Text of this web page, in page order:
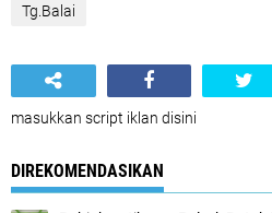
Tg.Balai
masukkan script iklan disini
DIREKOMENDASIKAN